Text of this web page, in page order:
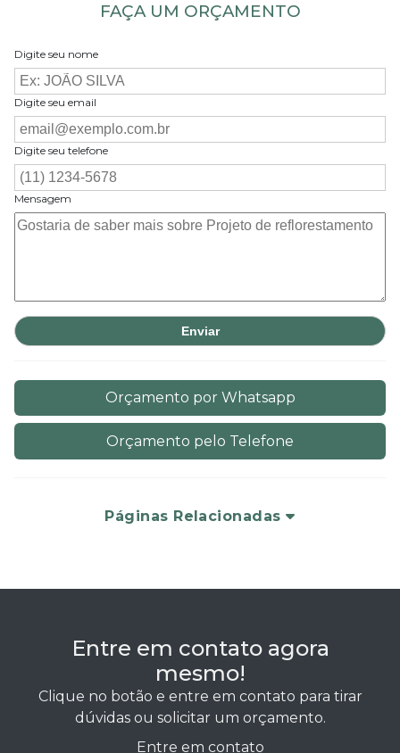
FAÇA UM ORÇAMENTO
Digite seu nome
Digite seu email
Digite seu telefone
Mensagem
Orçamento por Whatsapp
Orçamento pelo Telefone
Páginas Relacionadas
Entre em contato agora
mesmo!
Clique no botão e entre em contato para tirar
dúvidas ou solicitar um orçamento.
Entre em contato